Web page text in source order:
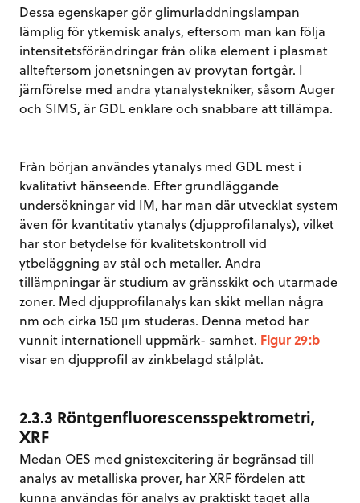
Dessa egenskaper gör glimurladdningslampan
lämplig för ytkemisk analys, eftersom man kan följa
intensitetsförändringar från olika element i plasmat
allteftersom jonetsningen av provytan fortgår. I
jämförelse med andra ytanalystekniker, såsom Auger
och SIMS, är GDL enklare och snabbare att tillämpa.
Från början användes ytanalys med GDL mest i
kvalitativt hänseende. Efter grundläggande
undersökningar vid IM, har man där utvecklat system
även för kvantitativ ytanalys (djupprofilanalys), vilket
har stor betydelse för kvalitetskontroll vid
ytbeläggning av stål och metaller. Andra
tillämpningar är studium av gränsskikt och utarmade
zoner. Med djupprofilanalys kan skikt mellan några
nm och cirka 150 μm studeras. Denna metod har
vunnit internationell uppmärk- samhet. Figur 29:b
visar en djupprofil av zinkbelagd stålplåt.
2.3.3 Röntgenfluorescensspektrometri,
XRF
Medan OES med gnistexcitering är begränsad till
analys av metalliska prover, har XRF fördelen att
kunna användas för analys av praktiskt taget alla